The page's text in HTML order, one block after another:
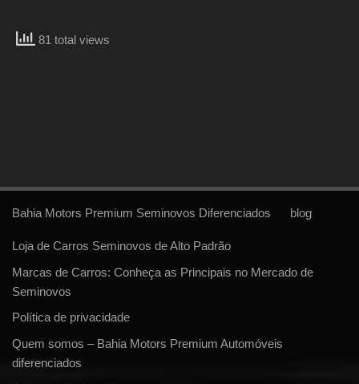
81 total views
Bahia Motors Premium Seminovos Diferenciados blog
Loja de Carros Seminovos de Alto Padrão
Marcas de Carros: Conheça as Principais no Mercado de
Seminovos
Política de privacidade
Quem somos – Bahia Motors Premium Automóveis
diferenciados